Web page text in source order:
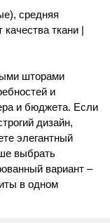
средняя
ткани |
шторами
и
и бюджета. Если
дизайн,
элегантный
выбрать
вариант –
в одном